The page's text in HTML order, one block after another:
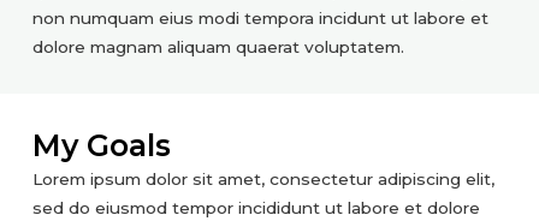
non numquam eius modi tempora incidunt ut labore et
dolore magnam aliquam quaerat voluptatem.
My Goals
Lorem ipsum dolor sit amet, consectetur adipiscing elit,
sed do eiusmod tempor incididunt ut labore et dolore